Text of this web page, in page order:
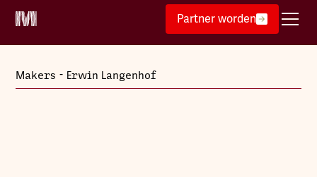
Partner worden
Makers - Erwin Langenhof